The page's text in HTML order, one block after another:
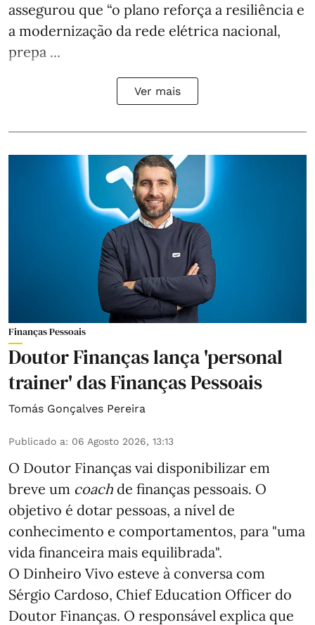
assegurou que “o plano reforça a resiliência e
a modernização da rede elétrica nacional,
prepa ...
Ver mais
Finanças Pessoais
Doutor Finanças lança 'personal
trainer' das Finanças Pessoais
Tomás Gonçalves Pereira
Publicado a: 06 Agosto 2026, 13:13
O Doutor Finanças vai disponibilizar em
breve um coach de finanças pessoais. O
objetivo é dotar pessoas, a nível de
conhecimento e comportamentos, para "uma
vida financeira mais equilibrada".
O Dinheiro Vivo esteve à conversa com
Sérgio Cardoso, Chief Education Officer do
Doutor Finanças. O responsável explica que